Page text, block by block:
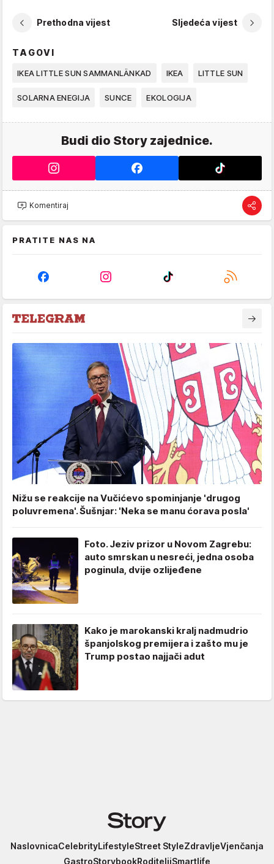
Prethodna vijest Sljedeća vijest
TAGOVI
IKEA LITTLE SUN SAMMANLÄNKAD IKEA LITTLE SUN
SOLARNA ENEGIJA SUNCE EKOLOGIJA
Budi dio Story zajednice.
Komentiraj
PRATITE NAS NA
Nižu se reakcije na Vučićevo spominjanje 'drugog
poluvremena'. Šušnjar: 'Neka se manu ćorava posla'
Foto. Jeziv prizor u Novom Zagrebu:
auto smrskan u nesreći, jedna osoba
poginula, dvije ozlijeđene
Kako je marokanski kralj nadmudrio
španjolskog premijera i zašto mu je
Trump postao najjači adut
Story
NaslovnicaCelebrityLifestyleStreet StyleZdravljeVjenčanja
GastroStorybookRoditeljiSmartlife